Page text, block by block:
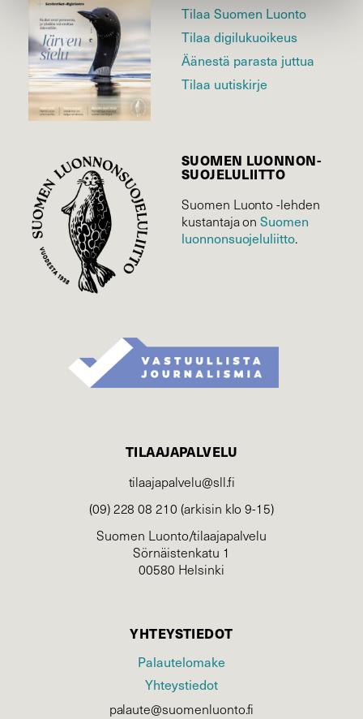
Tilaa Suomen Luonto
Tilaa digilukuoikeus
Äänestä parasta juttua
Tilaa uutiskirje
SUOMEN LUONNON­
SUOJELU­LIITTO
Suomen Luonto -lehden
kustantaja onSuomen
luonnonsuojelu­liitto.
TILAAJAPALVELU
tilaajapalvelu@sll.fi
(09) 228 08 210 (arkisin klo 9-15)
Suomen Luonto/tilaajapalvelu
Sörnäistenkatu 1
00580 Helsinki
YHTEYSTIEDOT
Palautelomake
Yhteystiedot
palaute@suomenluonto.fi